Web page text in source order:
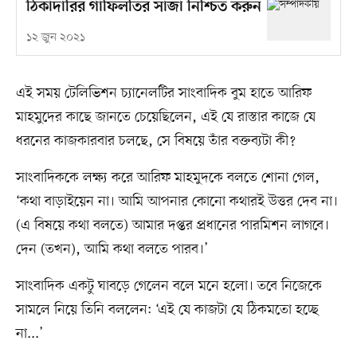
ঠিকাদারির গাফিলতির সাজা নিশ্চিত করুন
১২ জুন ২০২১
এই সময় টেলিভিশন চ্যানেলটির সাংবাদিক বুম হাতে আরিফ
মাহমুদের কাছে জানতে চেয়েছিলেন, এই যে রাস্তার কাজে যে
ধরনের কাজকারবার চলছে, সে বিষয়ে তাঁর বক্তব্যটা কী?
সাংবাদিককে লক্ষ্য করে আরিফ মাহমুদকে বলতে শোনা গেল,
‘কথা বাড়াইয়েন না। আমি আপনার কোনো কথারই উত্তর দেব না।
(এ বিষয়ে কথা বলতে) আমার দপ্তর প্রধানের পারমিশন লাগবে।
দেন (তখন), আমি কথা বলতে পারব।’
সাংবাদিক একটু ঘাবড়ে গেলেন বলে মনে হলো। তবে নিজেকে
সামলে নিয়ে তিনি বললেন: ‘এই যে কাজটা যে ঠিকমতো হচ্ছে
না...’